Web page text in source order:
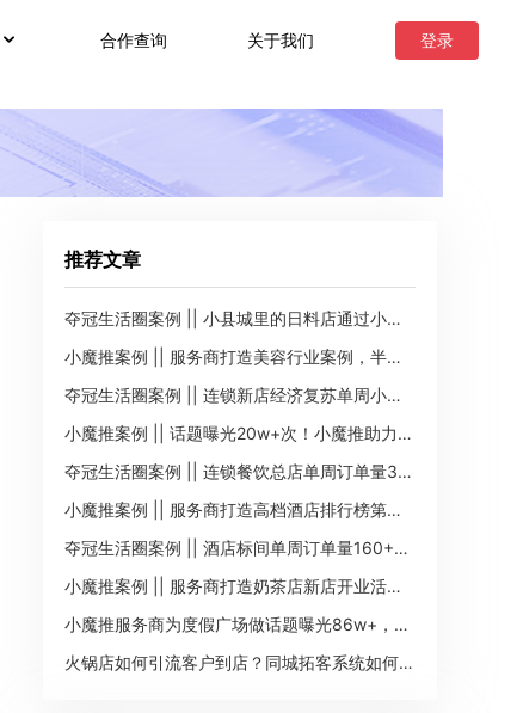
合作查询 关于我们 登录
推荐文章
夺冠生活圈案例 || 小县城里的日料店通过小程序单周订单145单，流水2w+
小魔推案例 || 服务商打造美容行业案例，半月内曝光17w+次
夺冠生活圈案例 || 连锁新店经济复苏单周小程序订单195单，流水2.8w+
小魔推案例 || 话题曝光20w+次！小魔推助力幼儿园招生推广
夺冠生活圈案例 || 连锁餐饮总店单周订单量300+，GMV2.6w+
小魔推案例 || 服务商打造高档酒店排行榜第一名
夺冠生活圈案例 || 酒店标间单周订单量160+，GMV3.4w+
小魔推案例 || 服务商打造奶茶店新店开业活动，转化团购400+单
小魔推服务商为度假广场做话题曝光86w+，团购转化200+单
火锅店如何引流客户到店？同城拓客系统如何做到的？